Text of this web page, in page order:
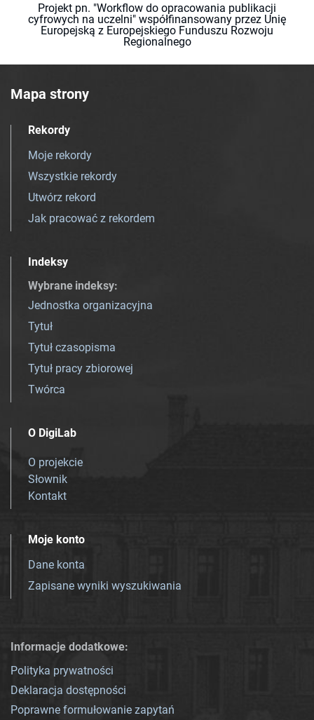
Projekt pn. "Workflow do opracowania publikacji
cyfrowych na uczelni" współfinansowany przez Unię
Europejską z Europejskiego Funduszu Rozwoju
Regionalnego
Mapa strony
Rekordy
Moje rekordy
Wszystkie rekordy
Utwórz rekord
Jak pracować z rekordem
Indeksy
Wybrane indeksy:
Jednostka organizacyjna
Tytuł
Tytuł czasopisma
Tytuł pracy zbiorowej
Twórca
O DigiLab
O projekcie
Słownik
Kontakt
Moje konto
Dane konta
Zapisane wyniki wyszukiwania
Informacje dodatkowe:
Polityka prywatności
Deklaracja dostępności
Poprawne formułowanie zapytań